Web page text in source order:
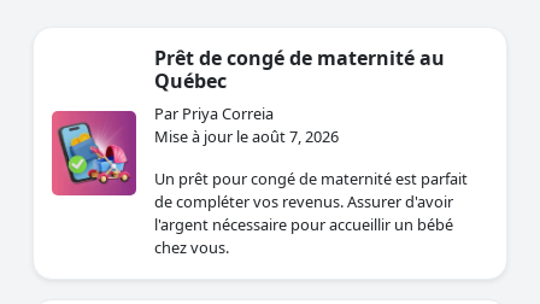
Prêt de congé de maternité au
Québec
Par Priya Correia
Mise à jour le août 7, 2026
Un prêt pour congé de maternité est parfait
de compléter vos revenus. Assurer d'avoir
l'argent nécessaire pour accueillir un bébé
chez vous.